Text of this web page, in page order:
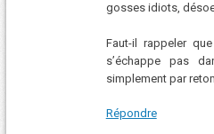
gosses idiots,
Faut-il rappeler
s’échappe pas
simplement par
Répondre